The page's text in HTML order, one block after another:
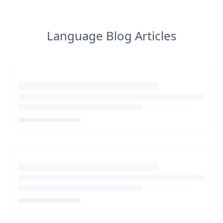
Language Blog Articles